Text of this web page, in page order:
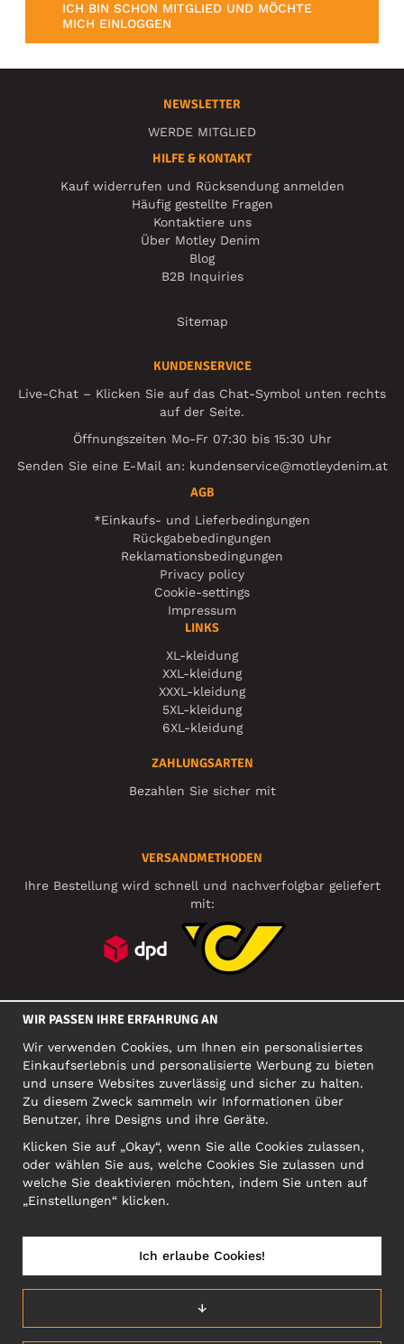
ICH BIN SCHON MITGLIED UND MÖCHTE
MICH EINLOGGEN
NEWSLETTER
WERDE MITGLIED
HILFE & KONTAKT
Kauf widerrufen und Rücksendung anmelden
Häufig gestellte Fragen
Kontaktiere uns
Über Motley Denim
Blog
B2B Inquiries
Sitemap
KUNDENSERVICE
Live-Chat – Klicken Sie auf das Chat-Symbol unten rechts
auf der Seite.
Öffnungszeiten Mo-Fr 07:30 bis 15:30 Uhr
Senden Sie eine E-Mail an: kundenservice@motleydenim.at
AGB
*Einkaufs- und Lieferbedingungen
Rückgabebedingungen
Reklamationsbedingungen
Privacy policy
Cookie-settings
Impressum
LINKS
XL-kleidung
XXL-kleidung
XXXL-kleidung
5XL-kleidung
6XL-kleidung
ZAHLUNGSARTEN
Bezahlen Sie sicher mit
VERSANDMETHODEN
Ihre Bestellung wird schnell und nachverfolgbar geliefert
mit:
SOZIALE MEDIEN
FIRMA
Motley Denim Europe OÜ
Narva mnt 5, EE-10117 Tallinn
Org: 12356245, VAT: EE101578318
ACHTUNG! Produktrücksendungen nicht an diese Adresse
schicken!
ÖSTERREICH/DEUTSCH (AT)
WIR PASSEN IHRE ERFAHRUNG AN
Wir verwenden Cookies, um Ihnen ein personalisiertes
Einkaufserlebnis und personalisierte Werbung zu bieten
und unsere Websites zuverlässig und sicher zu halten.
Zu diesem Zweck sammeln wir Informationen über
Benutzer, ihre Designs und ihre Geräte.
Klicken Sie auf „Okay“, wenn Sie alle Cookies zulassen,
oder wählen Sie aus, welche Cookies Sie zulassen und
welche Sie deaktivieren möchten, indem Sie unten auf
„Einstellungen“ klicken.
↓
Ich erlaube Cookies!